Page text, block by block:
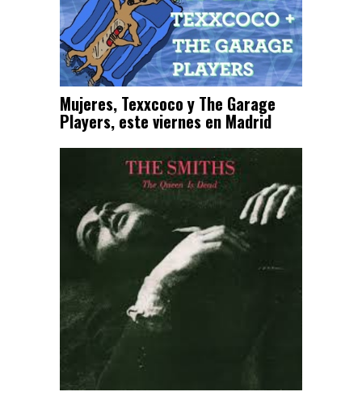
Mujeres, Texxcoco y The Garage
Players, este viernes en Madrid